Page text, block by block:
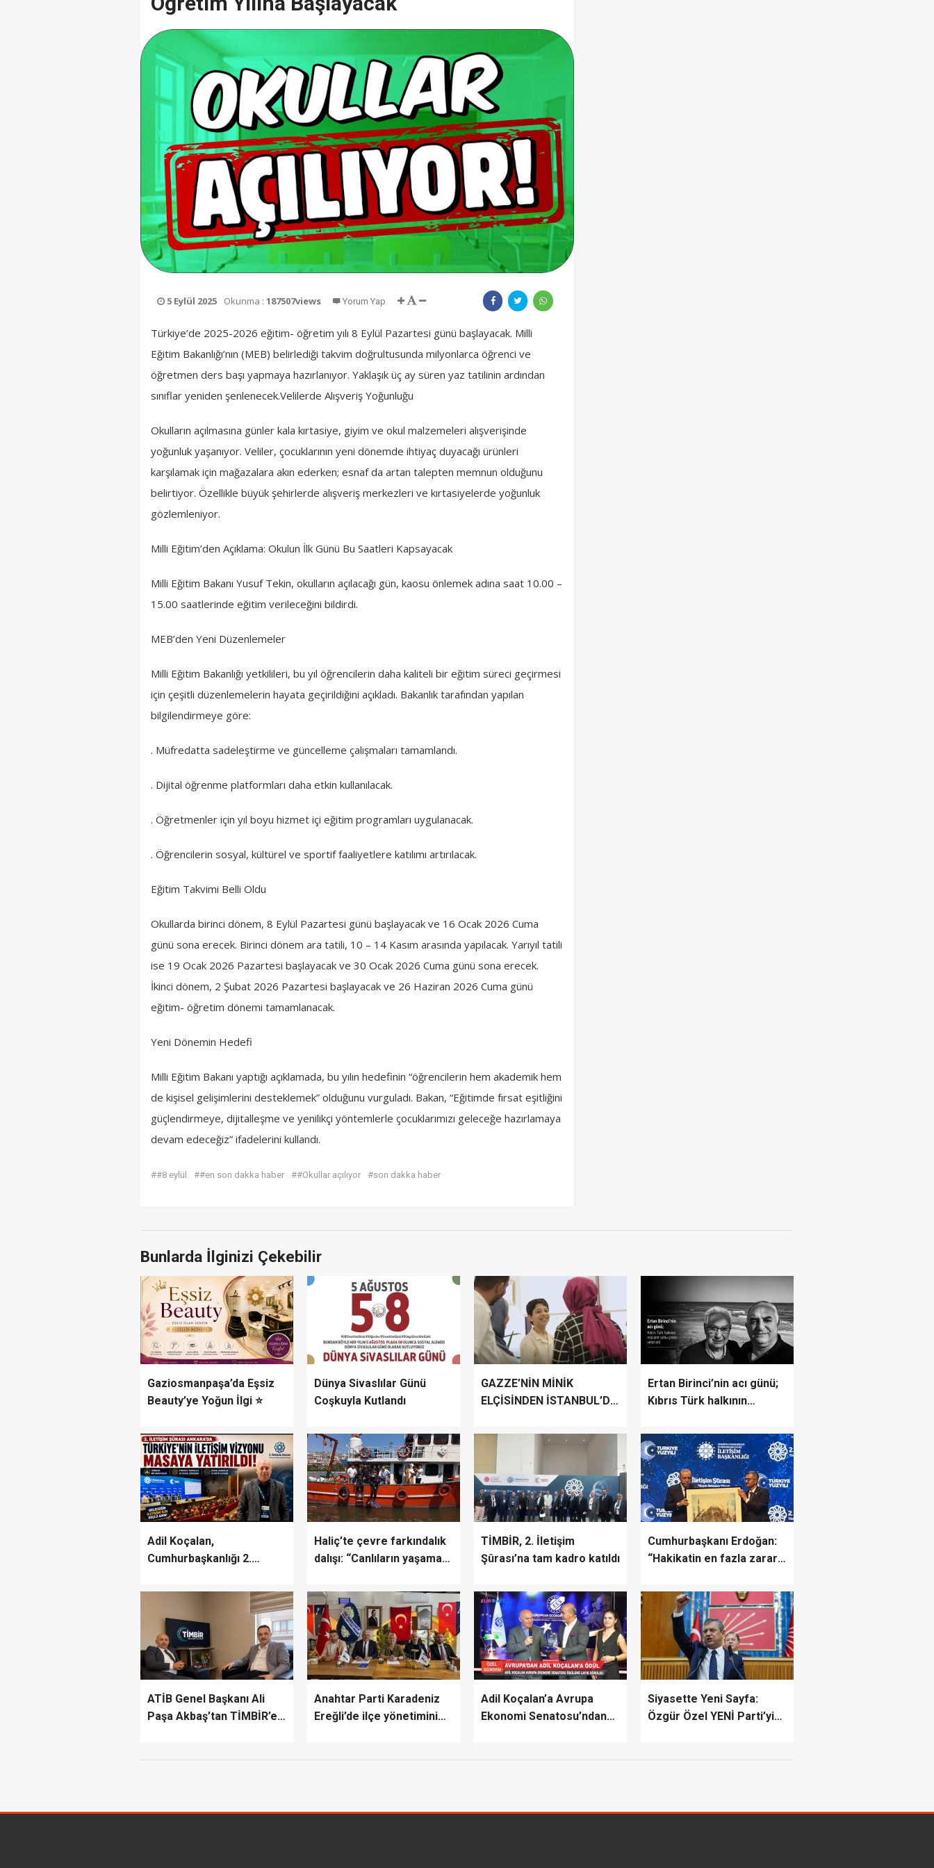
5 Eylül 2025 Okunma :187507views Yorum Yap
Türkiye’de 2025-2026 eğitim- öğretim yılı 8 Eylül Pazartesi günü başlayacak. Milli
Eğitim Bakanlığı’nın (MEB) belirlediği takvim doğrultusunda milyonlarca öğrenci ve
öğretmen ders başı yapmaya hazırlanıyor. Yaklaşık üç ay süren yaz tatilinin ardından
sınıflar yeniden şenlenecek.Velilerde Alışveriş Yoğunluğu
Okulların açılmasına günler kala kırtasiye, giyim ve okul malzemeleri alışverişinde
yoğunluk yaşanıyor. Veliler, çocuklarının yeni dönemde ihtiyaç duyacağı ürünleri
karşılamak için mağazalara akın ederken; esnaf da artan talepten memnun olduğunu
belirtiyor. Özellikle büyük şehirlerde alışveriş merkezleri ve kırtasiyelerde yoğunluk
gözlemleniyor.
Milli Eğitim’den Açıklama: Okulun İlk Günü Bu Saatleri Kapsayacak
Milli Eğitim Bakanı Yusuf Tekin, okulların açılacağı gün, kaosu önlemek adına saat 10.00 –
15.00 saatlerinde eğitim verileceğini bildirdi.
MEB’den Yeni Düzenlemeler
Milli Eğitim Bakanlığı yetkilileri, bu yıl öğrencilerin daha kaliteli bir eğitim süreci geçirmesi
için çeşitli düzenlemelerin hayata geçirildiğini açıkladı. Bakanlık tarafından yapılan
bilgilendirmeye göre:
. Müfredatta sadeleştirme ve güncelleme çalışmaları tamamlandı.
. Dijital öğrenme platformları daha etkin kullanılacak.
. Öğretmenler için yıl boyu hizmet içi eğitim programları uygulanacak.
. Öğrencilerin sosyal, kültürel ve sportif faaliyetlere katılımı artırılacak.
Eğitim Takvimi Belli Oldu
Okullarda birinci dönem, 8 Eylül Pazartesi günü başlayacak ve 16 Ocak 2026 Cuma
günü sona erecek. Birinci dönem ara tatili, 10 – 14 Kasım arasında yapılacak. Yarıyıl tatili
ise 19 Ocak 2026 Pazartesi başlayacak ve 30 Ocak 2026 Cuma günü sona erecek.
İkinci dönem, 2 Şubat 2026 Pazartesi başlayacak ve 26 Haziran 2026 Cuma günü
eğitim- öğretim dönemi tamamlanacak.
Yeni Dönemin Hedefi
Milli Eğitim Bakanı yaptığı açıklamada, bu yılın hedefinin “öğrencilerin hem akademik hem
de kişisel gelişimlerini desteklemek” olduğunu vurguladı. Bakan, “Eğitimde fırsat eşitliğini
güçlendirmeye, dijitalleşme ve yenilikçi yöntemlerle çocuklarımızı geleceğe hazırlamaya
devam edeceğiz” ifadelerini kullandı.
##8 eylül ##en son dakka haber ##Okullar açılıyor #son dakka haber
Bunlarda İlginizi Çekebilir
Gaziosmanpaşa’da Eşsiz
Beauty’ye Yoğun İlgi ⭐
Dünya Sivaslılar Günü
Coşkuyla Kutlandı
GAZZE’NİN MİNİK
ELÇİSİNDEN İSTANBUL’DA
“BURASI BENİM İKİNCİ
EVİM”
Ertan Birinci’nin acı günü;
Kıbrıs Türk halkının
etti
Adil Koçalan,
Cumhurbaşkanlığı 2.
Haliç’te çevre farkındalık
dalışı: “Canlıların yaşaması
TİMBİR, 2. İletişim
Şûrası’na tam kadro katıldı
Cumhurbaşkanı Erdoğan:
“Hakikatin en fazla zarar
geçiyoruz”
ATİB Genel Başkanı Ali
Paşa Akbaş’tan TİMBİR’e
Anahtar Parti Karadeniz
Ereğli’de ilçe yönetimini
Adil Koçalan’a Avrupa
Ekonomi Senatosu’ndan
Siyasette Yeni Sayfa:
Özgür Özel YENİ Parti’yi